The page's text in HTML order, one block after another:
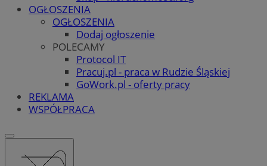
OGŁOSZENIA
OGŁOSZENIA
Dodaj ogłoszenie
POLECAMY
Protocol IT
Pracuj.pl - praca w Rudzie Śląskiej
GoWork.pl - oferty pracy
REKLAMA
WSPÓŁPRACA